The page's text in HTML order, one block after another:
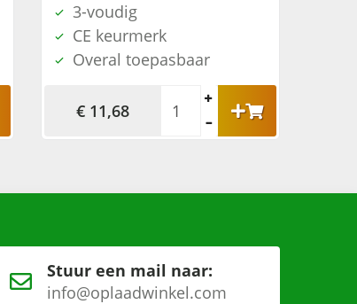
3-voudig
CE keurmerk
Overal toepasbaar
€ 11,68
Stuur een mail naar:
info@oplaadwinkel.com